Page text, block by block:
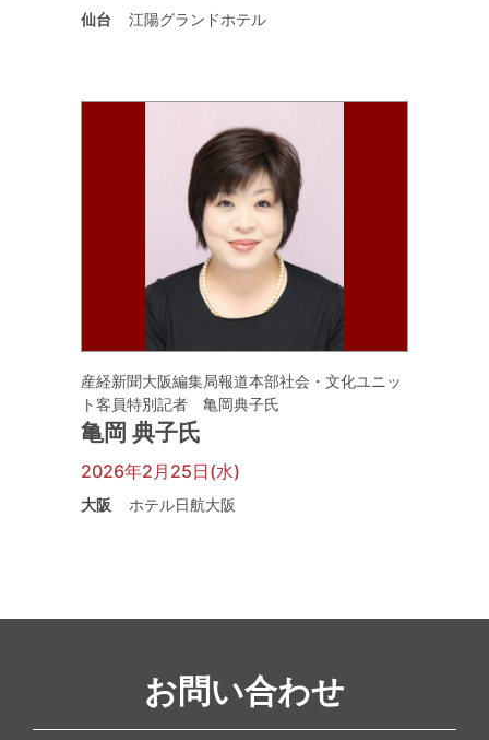
仙台 江陽グランドホテル
産経新聞大阪編集局報道本部社会・文化ユニッ
ト客員特別記者 亀岡典子氏
亀岡 典子氏
2026年2月25日(水)
大阪 ホテル日航大阪
お問い合わせ